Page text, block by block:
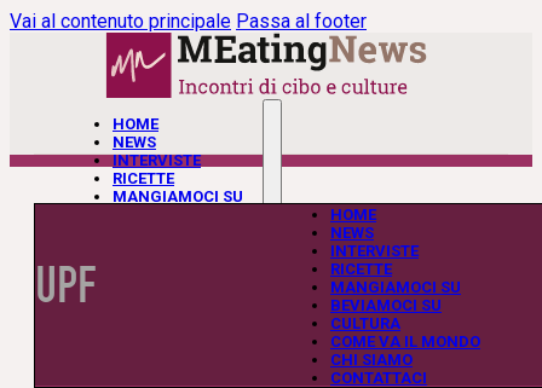
Vai al contenuto principale Passa al footer
HOME
NEWS
INTERVISTE
RICETTE
MANGIAMOCI SU
HOME
NEWS
INTERVISTE
RICETTE
MANGIAMOCI SU
BEVIAMOCI SU
CULTURA
COME VA IL MONDO
CHI SIAMO
CONTATTACI
UPF